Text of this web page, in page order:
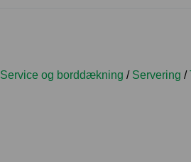
Service og borddækning / Servering /